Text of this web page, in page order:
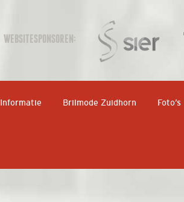
WEBSITESPONSOREN:
Informatie Brilmode Zuidhorn Foto’s